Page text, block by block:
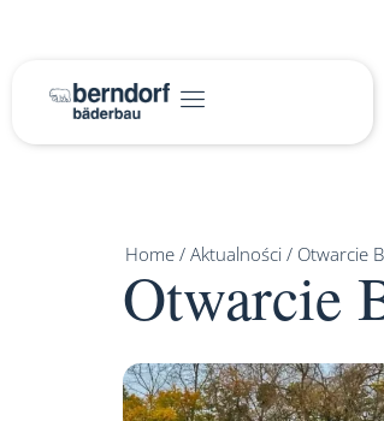
Home / Aktualności / Otwarcie
Otwarcie